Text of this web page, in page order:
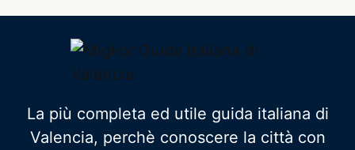
La più completa ed utile guida italiana di
Valencia, perchè conoscere la città con